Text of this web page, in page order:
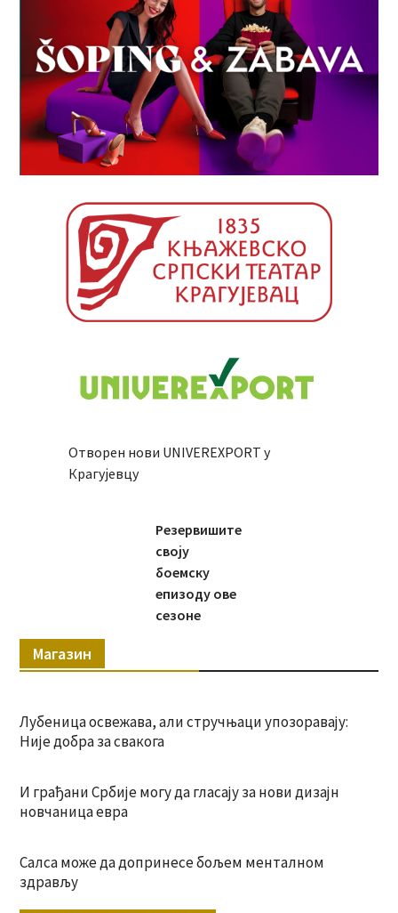
Отворен нови UNIVEREXPORT у
Крагујевцу
Резервишите
своју
боемску
епизоду ове
сезоне
Магазин
Лубеница освежава, али стручњаци упозоравају:
Није добра за свакога
И грађани Србије могу да гласају за нови дизајн
новчаница евра
Салса може да допринесе бољем менталном
здрављу